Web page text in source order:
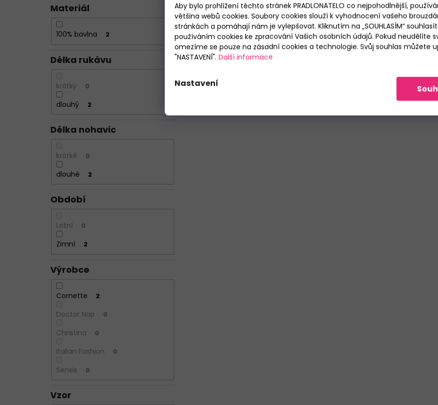
Aby bylo prohlížení těchto stránek PRADLONATELO co nejpohodlnější,
většina webů cookies. Soubory cookies slouží k vyhodnocení vašeho
stránkách a pomáhají nám je vylepšovat. Kliknutím na „SOUHLASÍM“
používáním cookies ke zpracování Vašich osobních údajů. Pokud neudělíte
omezíme se pouze na zásadní cookies a technologie. Svůj souhlas můžete
"NASTAVENÍ". Další informace
Nastavení
Materiál
100% bavlna 2
Délka rukávu
krátký 0
dlouhý 2
Délka nohavic
krátké 0
dlouhé 2
Období
Letní 0
Zimní 2
Výrobce
Cornette 2
Doctor Nap 0
Christina 0
Italian Fashion 0
Sensis 0
Vzor